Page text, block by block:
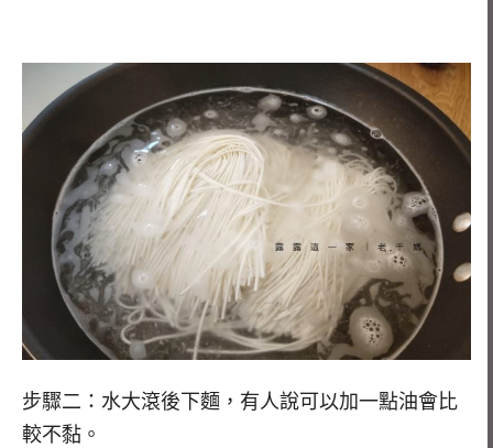
步驟二：水大滾後下麵，有人說可以加一點油會比
較不黏。